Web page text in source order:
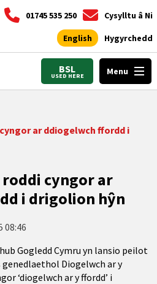
01745 535 250 Cysylltu â Ni
English Hygyrchedd
BSL
USED HERE Menu
ar ddiogelwch ffordd i
cyngor ar
i drigolion hŷn
08:46
Gogledd Cymru yn lansio peilot
Diogelwch ar y
‘diogelwch ar y ffordd’ i